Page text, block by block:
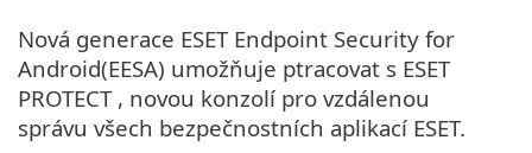
Nová generace ESET Endpoint Security for
Android(EESA) umožňuje ptracovat s ESET
PROTECT , novou konzolí pro vzdálenou
správu všech bezpečnostních aplikací ESET.